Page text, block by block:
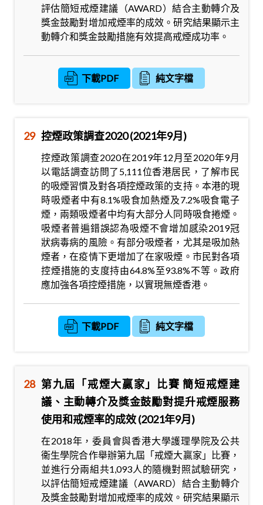
評估簡短戒煙建議（AWARD）結合主動轉介及
獎金鼓勵對增加戒煙率的成效。研究結果顯示主
動轉介和獎金鼓勵措施有效提高戒煙成功率。
下載PDF 純文字檔
29 控煙政策調查2020 (2021年9月)
控煙政策調查2020在2019年12月至2020年9月
以電話調查訪問了5,111位香港居民，了解市民
的吸煙習慣及對各項控煙政策的支持。本港的現
時吸煙者中有8.1%吸食加熱煙及7.2%吸食電子
煙，兩類吸煙者中均有大部分人同時吸食捲煙。
吸煙者普遍錯誤認為吸煙不會增加感染2019冠
狀病毒病的風險。有部分吸煙者，尤其是吸加熱
煙者，在疫情下更增加了在家吸煙。市民對各項
控煙措施的支度持由64.8%至93.8%不等。政府
應加強各項控煙措施，以實現無煙香港。
下載PDF 純文字檔
28 第九屆「戒煙大贏家」比賽 簡短戒煙建
議、主動轉介及獎金鼓勵對提升戒煙服務
使用和戒煙率的成效 (2021年9月)
在2018年，委員會與香港大學護理學院及公共
衞生學院合作舉辦第九屆「戒煙大贏家」比賽，
並進行分兩組共1,093人的隨機對照試驗研究，
以評估簡短戒煙建議（AWARD）結合主動轉介
及獎金鼓勵對增加戒煙率的成效。研究結果顯示